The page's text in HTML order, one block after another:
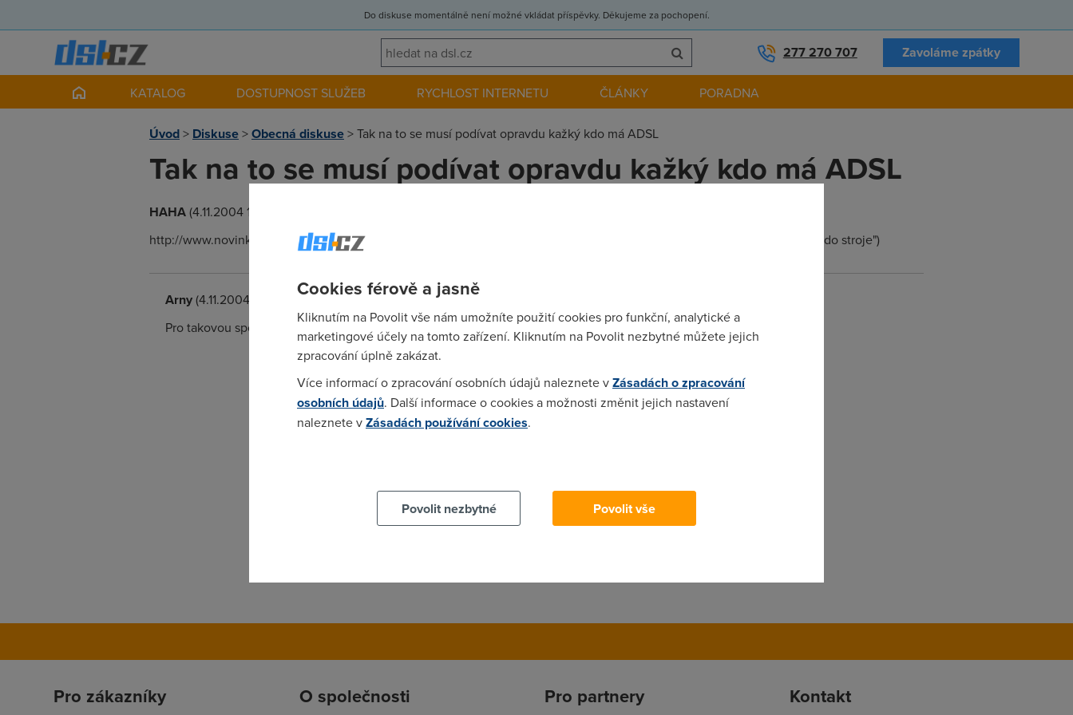
Do diskuse momentálně není možné vkládat příspěvky. Děkujeme za pochopení.
277 270 707 Zavoláme zpátky
KATALOG DOSTUPNOST SLUŽEB RYCHLOST INTERNETU ČLÁNKY PORADNA
Úvod> Diskuse>Obecná diskuse>Tak na to se musí podívat opravdu kažký kdo má ADSL
Tak na to se musí podívat opravdu kažký kdo má ADSL
HAHA(4.11.2004 13:17:36)
http://www.novinky.cz/04/31/92.html Karlíku, já říkám - už ho mají - opakuji, Karliku už ho mají (scéna z "Jáchyme, hoď ho do stroje")
Arny(4.11.2004 13:35:03)
Pro takovou společnost je to částka k smíchu. Nic to neznamená...jen gesto.
Pro zákazníky O společnosti Pro partnery Kontakt
Cookies férově a jasně
Kliknutím na Povolit vše nám umožníte použití cookies pro funkční, analytické a
marketingové účely na tomto zařízení. Kliknutím na Povolit nezbytné můžete jejich
zpracování úplně zakázat.
Více informací o zpracování osobních údajů naleznete vZásadách o zpracování
osobních údajů. Další informace o cookies a možnosti změnit jejich nastavení
naleznete vZásadách používání cookies.
Povolit nezbytné
Povolit vše